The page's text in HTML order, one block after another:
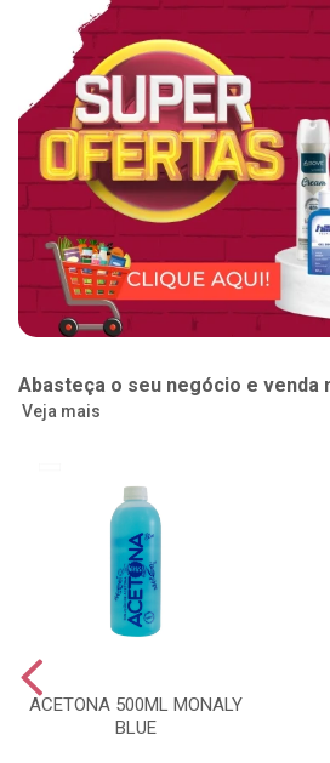
Abasteça o seu negócio e venda
Veja mais
ACETONA 500ML MONALY
BLUE